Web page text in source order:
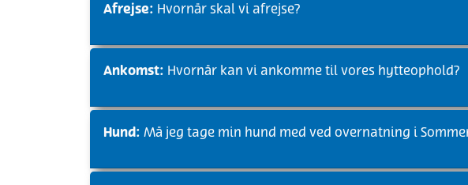
Afrejse: Hvornår skal vi afrejse?
Ankomst: Hvornår kan vi ankomme til vores hytteophold?
Hund: Må jeg tage min hund med ved overnatning i